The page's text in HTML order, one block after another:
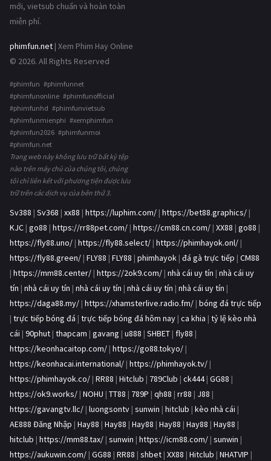
mới, vietsub chuẩn và hoàn toàn
miễn phí.
phimfun.net | Xem Phim Hay Online
© 2026. All Rights Reserved
#phimfun #phimfunnet
#phimfunonline #phimfunofficial
#phimfunhd #phimfunvietsub
#phimfunmienphi #xemphimfun
#phimfun2026 #phimfunmoi
#phimfun.net
Trang web này không lưu trữ bất kỳ tệp
nào trên máy chủ của chúng tôi, chúng
tôi chỉ liên kết với phương tiện được lưu
trữ trên các dịch vụ của bên thứ 3.
Sv388 | Sv368 | xx88 | https://luphim.com/ | https://bet88.graphics/ |
KJC | go88 | https://rr88pet.com/ | https://cm88.cn.com/ | XX88 | go88 |
https://fly88.uno/ | https://fly88.select/ | https://phimhayok.onl/ |
https://fly88.green/ | FLY88 | FLY88 | phimhayok | đá gà trực tiếp | CM88
| https://mm88.center/ | https://2ok9.com/ | nhà cái uy tín | nhà cái uy
tín | nhà cái uy tín | nhà cái uy tín | nhà cái uy tín | nhà cái uy tín |
https://daga88.my/ | https://xhamsterlive.radio.fm/ | bóng đá trực tiếp
| trực tiếp bóng đá | trực tiếp bóng đá hôm nay | ca khia | tỷ lệ kèo nhà
cái | 90phut | thapcam | gavang | u888 | SHBET | fly88 |
https://keonhacaitop.com/ | https://go88.tokyo/ |
https://keonhacai.international/ | https://phimhayok.tv/ |
https://phimhayok.co/ | RR88 | Hitclub | 789Club | ck444| GG88 |
https://ok9.works/ | NOHU | TT88 | 789P | qh88 | rr88 | J88 |
https://gavangtv.llc/ | luongsontv | sunwin | hitclub | kèo nhà cái |
AE888 Đăng Nhập | Hay88 | Hay88 | Hay88 | Hay88 | Hay88 | Hay88 |
hitclub | https://mm88.tax/ | sunwin | https://icm88.com/ | sunwin |
https://aukuwin.com/ | GG88 | RR88 | shbet | XX88 | Hitclub | NHATVIP |